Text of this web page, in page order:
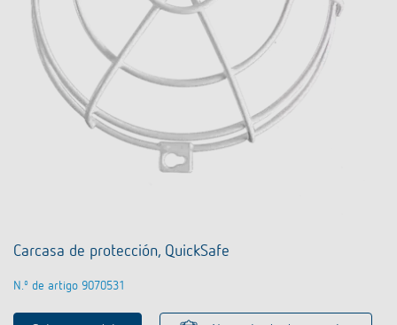
Carcasa de protección, QuickSafe
N.º de artigo 9070531